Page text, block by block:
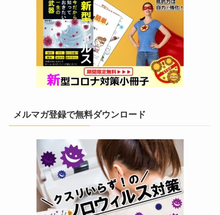
メルマガ登録で無料ダウンロード